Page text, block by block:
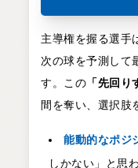
主導権を握る選手
次の球を予測して
す。この 「先回り
間を奪い、選択肢
能動的なポジ
しかない」と思